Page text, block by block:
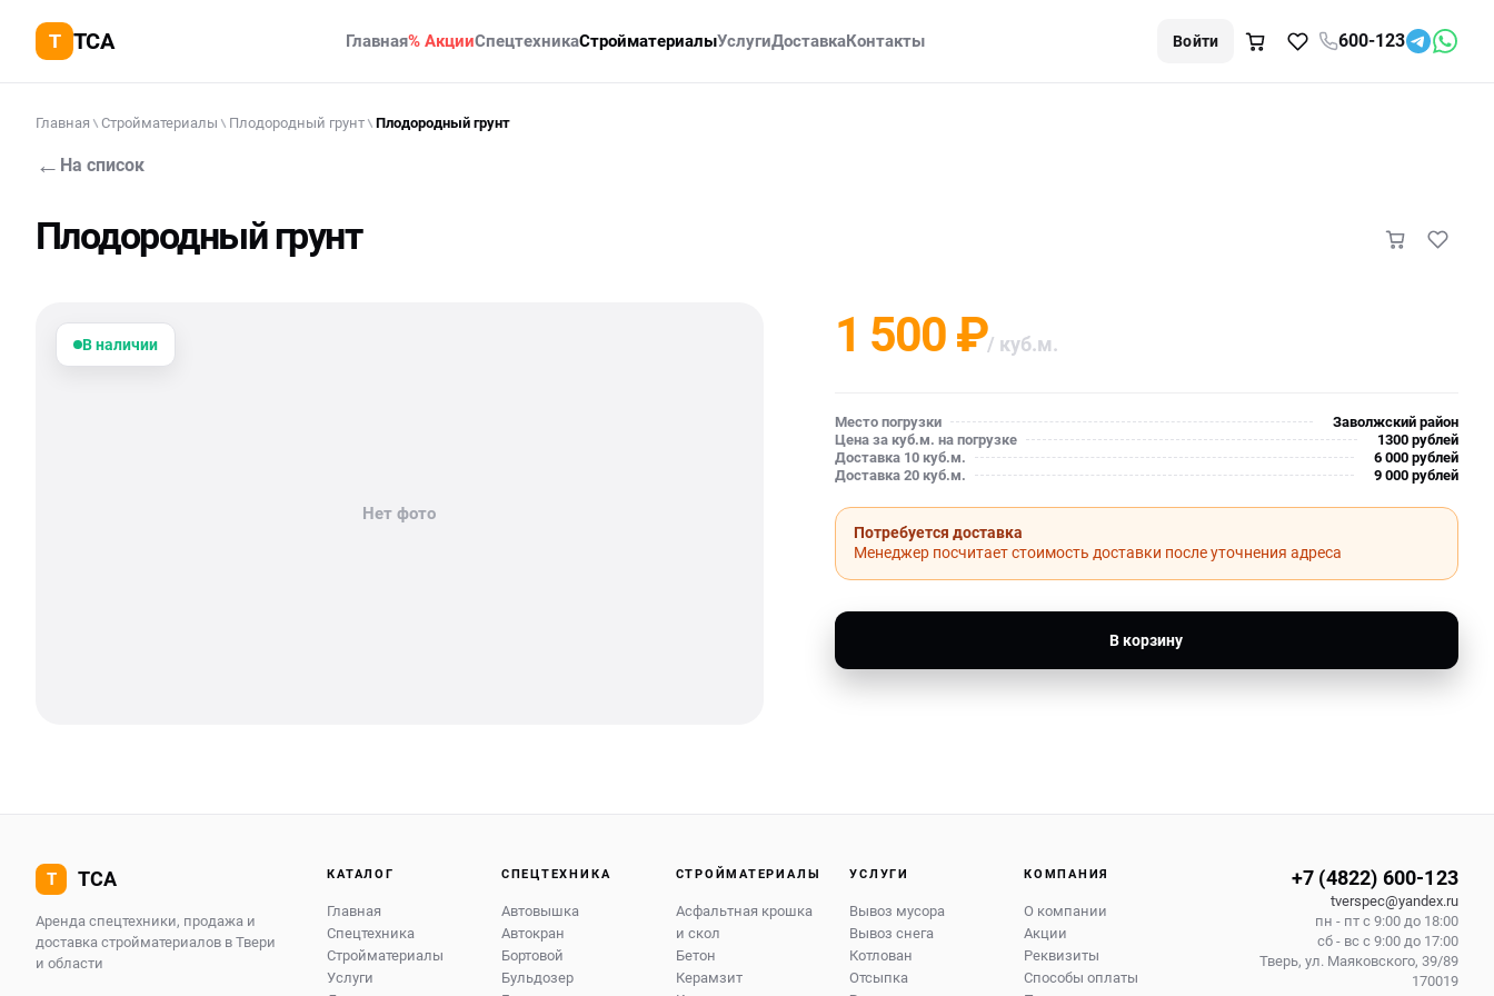
TCA Главная% АкцииСпецтехникаСтройматериалыУслугиДоставкаКонтакты Войти 600-123
Главная Стройматериалы Плодородный грунт Плодородный грунт
← На список
Плодородный грунт
Нет фото
В наличии 1 500 ₽/ куб.м.
Место погрузки
Заволжский район
Цена за куб.м. на погрузке
1300 рублей
Доставка 10 куб.м.
6 000 рублей
Доставка 20 куб.м.
9 000 рублей
Потребуется доставка
Менеджер посчитает стоимость доставки после уточнения адреса
В корзину
Аренда спецтехники, продажа и
доставка стройматериалов в Твери
и области
КАТАЛОГ
Главная
Спецтехника
Стройматериалы
Услуги
СПЕЦТЕХНИКА
Автовышка
Автокран
Бортовой
Бульдозер
СТРОЙМАТЕРИАЛЫ
Асфальтная крошка
и скол
Бетон
Керамзит
УСЛУГИ
Вывоз мусора
Вывоз снега
Котлован
Отсыпка
КОМПАНИЯ
О компании
Акции
Реквизиты
Способы оплаты
+7 (4822) 600-123
tverspec@yandex.ru
пн - пт с 9:00 до 18:00
сб - вс с 9:00 до 17:00
Тверь, ул. Маяковского, 39/89
170019